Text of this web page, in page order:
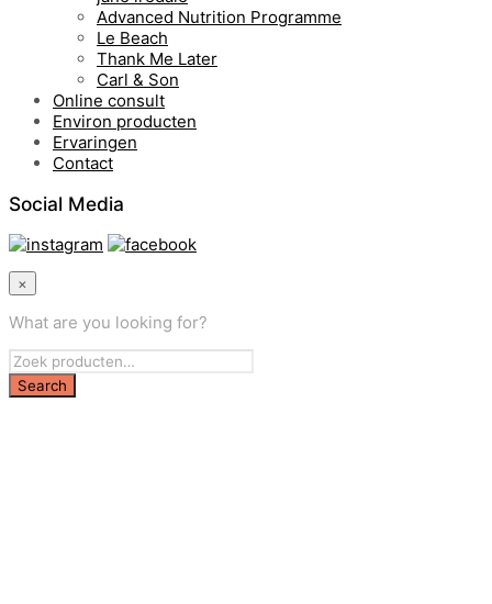
Advanced Nutrition Programme
Le Beach
Thank Me Later
Carl & Son
Online consult
Environ producten
Ervaringen
Contact
Social Media
×
What are you looking for?